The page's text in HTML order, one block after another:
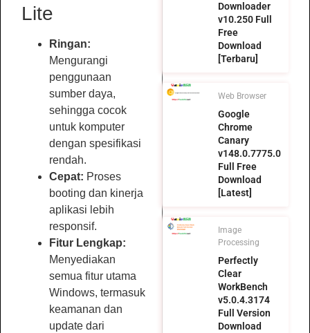
Lite
Ringan:
Mengurangi
penggunaan
sumber daya,
sehingga cocok
untuk komputer
dengan spesifikasi
rendah.
Cepat: Proses
booting dan kinerja
aplikasi lebih
responsif.
Fitur Lengkap:
Menyediakan
semua fitur utama
Windows, termasuk
keamanan dan
update dari
Downloader
v10.250 Full
Free
Download
[Terbaru]
Web Browser
Google
Chrome
Canary
v148.0.7775.0
Full Free
Download
[Latest]
Image
Processing
Perfectly
Clear
WorkBench
v5.0.4.3174
Full Version
Download